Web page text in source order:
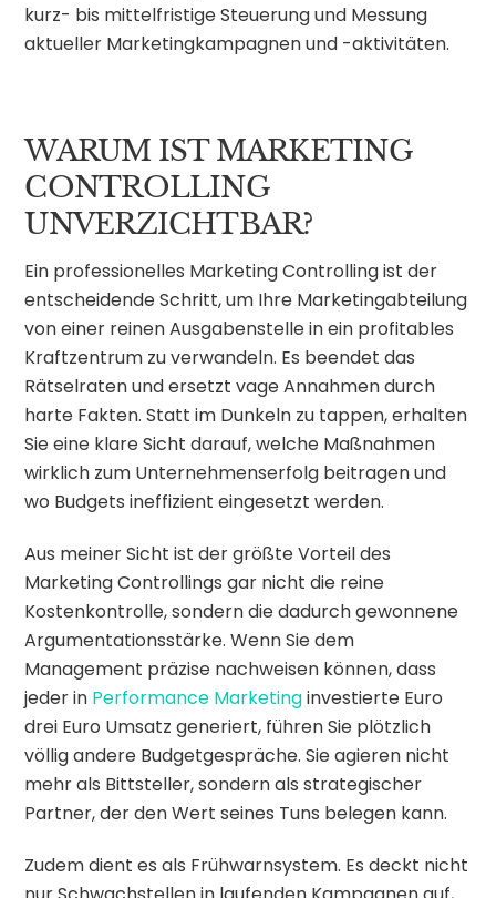
kurz- bis mittelfristige Steuerung und Messung
aktueller Marketingkampagnen und -aktivitäten.
WARUM IST MARKETING
CONTROLLING
UNVERZICHTBAR?
Ein professionelles Marketing Controlling ist der
entscheidende Schritt, um Ihre Marketingabteilung
von einer reinen Ausgabenstelle in ein profitables
Kraftzentrum zu verwandeln. Es beendet das
Rätselraten und ersetzt vage Annahmen durch
harte Fakten. Statt im Dunkeln zu tappen, erhalten
Sie eine klare Sicht darauf, welche Maßnahmen
wirklich zum Unternehmenserfolg beitragen und
wo Budgets ineffizient eingesetzt werden.
Aus meiner Sicht ist der größte Vorteil des
Marketing Controllings gar nicht die reine
Kostenkontrolle, sondern die dadurch gewonnene
Argumentationsstärke. Wenn Sie dem
Management präzise nachweisen können, dass
jeder in Performance Marketinginvestierte Euro
drei Euro Umsatz generiert, führen Sie plötzlich
völlig andere Budgetgespräche. Sie agieren nicht
mehr als Bittsteller, sondern als strategischer
Partner, der den Wert seines Tuns belegen kann.
Zudem dient es als Frühwarnsystem. Es deckt nicht